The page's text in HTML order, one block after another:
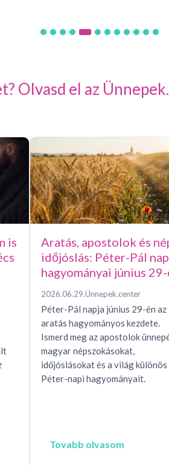
Olvasd el az
is
Aratás, apostolok és
időjóslás: Péter-Pál
hagyományai június
2026.06.29.Ünnepek.center
Péter-Pál napja június 29-én az
aratás hagyományos kezdete.
Ismerd meg az apostolok
magyar népszokásokat,
időjóslásokat és a világ különös
Péter-napi hagyományait.
Tovabb olvasom